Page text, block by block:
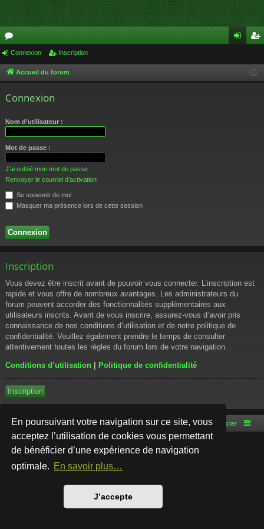
En poursuivant votre navigation sur ce site, vous
acceptez l’utilisation de cookies vous permettant
de bénéficier d’une expérience de navigation
optimale. En savoir plus…
J’accepte
or
u cri
Connexion Inscription
Accueil du forum
Connexion
Nom d’utilisateur :
Mot de passe :
J’ai oublié mon mot de passe
Renvoyer le courriel d’activation
Se souvenir de moi
Masquer ma présence lors de cette session
Inscription
Vous devez être inscrit avant de pouvoir vous connecter. L’inscription est
rapide et vous offre de nombreux avantages. Les administrateurs du
forum peuvent accorder des fonctionnalités supplémentaires aux
utilisateurs inscrits. Avant de vous inscrire, assurez-vous d’avoir pris
connaissance de nos conditions d’utilisation et de notre politique de
confidentialité. Veuillez également prendre le temps de consulter
attentivement toutes les règles du forum lors de votre navigation.
Conditions d’utilisation | Politique de confidentialité
Inscription
Accueil du forum Nous contacter
Développé parphpBB® Forum Software © phpBB Limited
Style par
Traduction française officielle